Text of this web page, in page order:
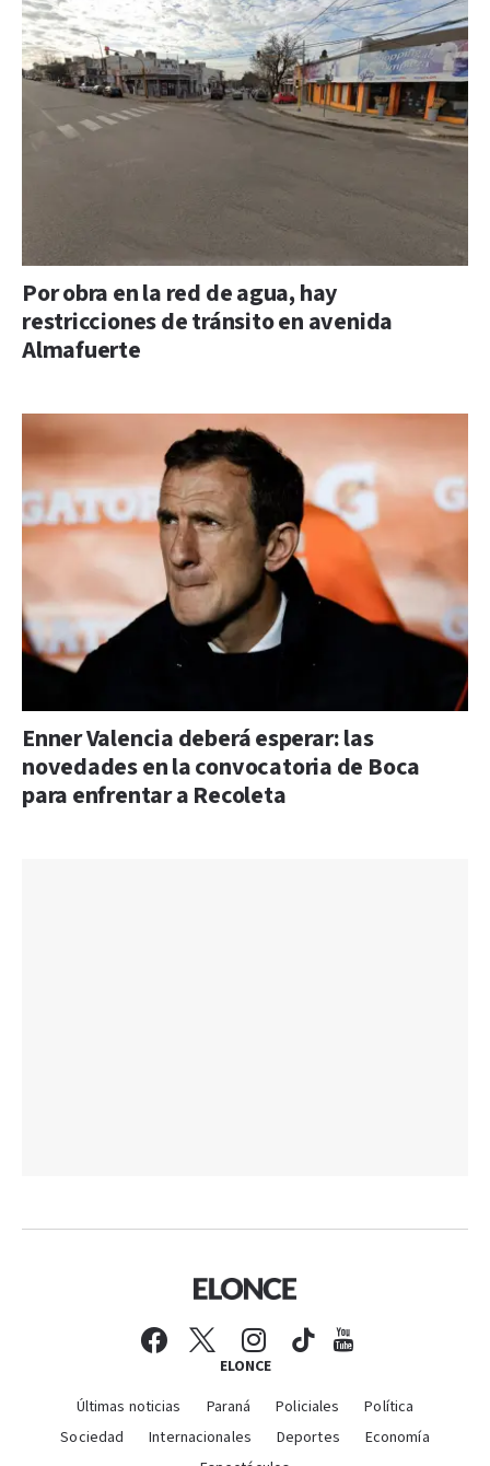
Por obra en la red de agua, hay
restricciones de tránsito en avenida
Almafuerte
Enner Valencia deberá esperar: las
novedades en la convocatoria de Boca
para enfrentar a Recoleta
ELONCE
Últimas noticias Paraná Policiales
Política
Sociedad
Internacionales Deportes
Economía